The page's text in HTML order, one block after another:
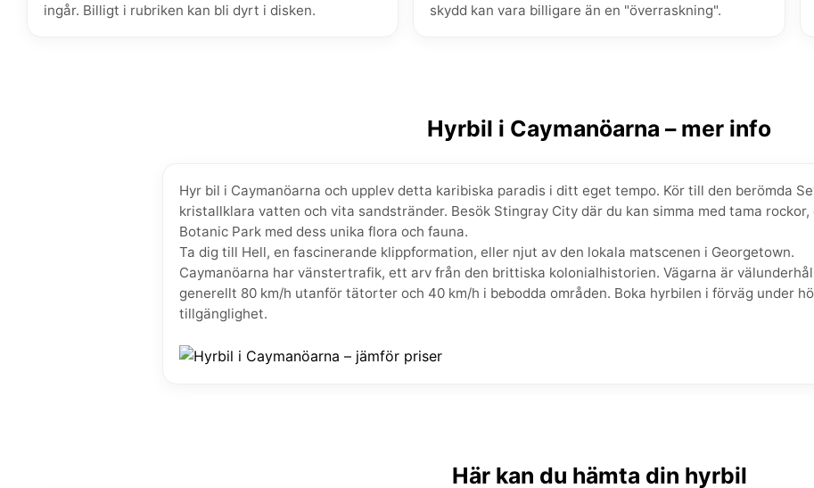
ingår. Billigt i rubriken kan bli dyrt i disken.
skydd kan vara billigare än en "överraskning".
Hyrbil i Caymanöarna – mer info
Hyr bil i Caymanöarna och upplev detta karibiska paradis i ditt eget tempo. Kör till den berömda
kristallklara vatten och vita sandstränder. Besök Stingray City där du kan simma med tama
Botanic Park med dess unika flora och fauna.
Ta dig till Hell, en fascinerande klippformation, eller njut av den lokala matscenen i Georgetown.
Caymanöarna har vänstertrafik, ett arv från den brittiska kolonialhistorien. Vägarna är
generellt 80 km/h utanför tätorter och 40 km/h i bebodda områden. Boka hyrbilen i förväg under
tillgänglighet.
Här kan du hämta din hyrbil